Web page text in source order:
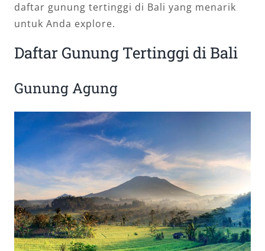
daftar gunung tertinggi di Bali yang menarik
untuk Anda explore.
Daftar Gunung Tertinggi di Bali
Gunung Agung